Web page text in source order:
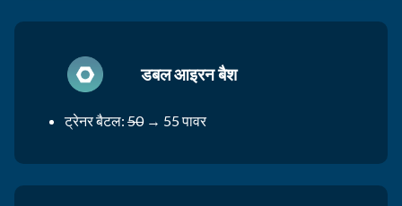
डबल आइरन बैश
ट्रेनर बैटल: 50→ 55 पावर